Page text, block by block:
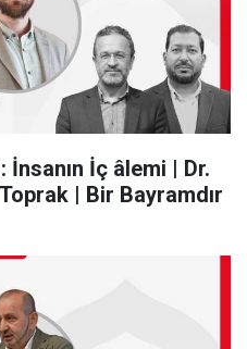
İnsanın İç âlemi | Dr.
| Bir Bayramdır